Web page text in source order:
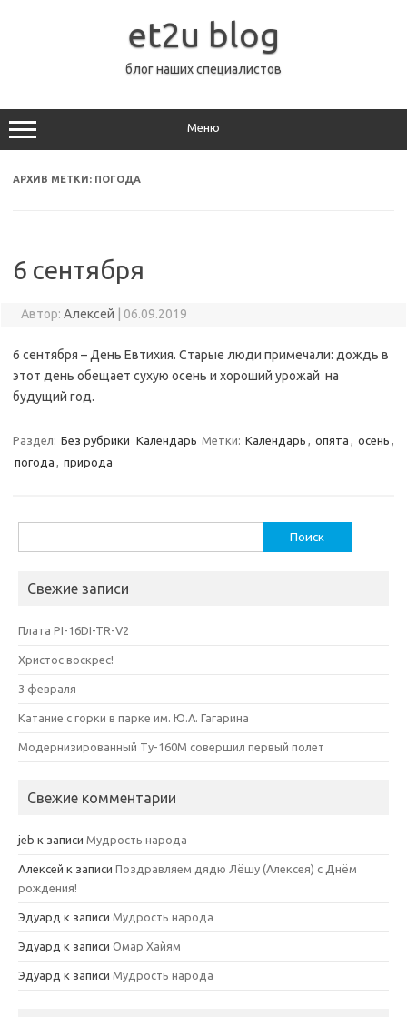
et2u blog
блог наших специалистов
Меню
АРХИВ МЕТКИ: ПОГОДА
6 сентября
Автор: Алексей 06.09.2019
6 сентября – День Евтихия. Старые люди примечали: дождь в
этот день обещает сухую осень и хороший урожай на
будущий год.
Раздел: Без рубрики Календарь Метки: Календарь , опята , осень ,
погода , природа
Свежие записи
Плата PI-16DI-TR-V2
Христос воскрес!
3 февраля
Катание с горки в парке им. Ю.А. Гагарина
Модернизированный Ту-160М совершил первый полет
Свежие комментарии
jeb к записи Мудрость народа
Алексей к записи Поздравляем дядю Лёшу (Алексея) с Днём
рождения!
Эдуард к записи Мудрость народа
Эдуард к записи Омар Хайям
Эдуард к записи Мудрость народа